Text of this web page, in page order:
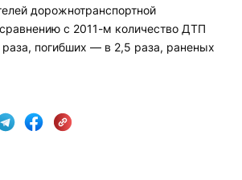
дорожнотранспортной
с 2011-м количество ДТП
раза, погибших — в 2,5 раза, раненых